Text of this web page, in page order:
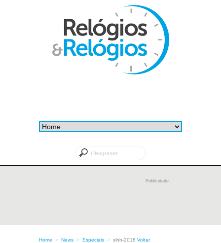
Publicidade
Home > News > Especiais > sihh-2018 Voltar